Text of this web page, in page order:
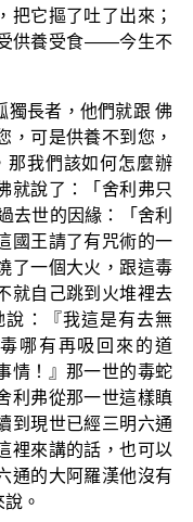
把它摳了吐了出來；
供養受食——今生不
獨長者，他們就跟 佛
，可是供養不到您，
那我們該如何怎麼辦
就說了：「舍利弗只
去世的因緣：「舍利
國王請了有咒術的一
了一個大火，跟這毒
就自己跳到火堆裡去
說：『我這是有去無
哪有再吸回來的道
情！』那一世的毒蛇
利弗從那一世這樣瞋
到現世已經三明六通
裡來講的話，也可以
通的大阿羅漢他沒有
。